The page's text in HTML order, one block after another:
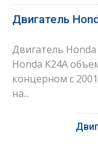
Двигатель
Двигатель
Honda K24A
концерном с
на...